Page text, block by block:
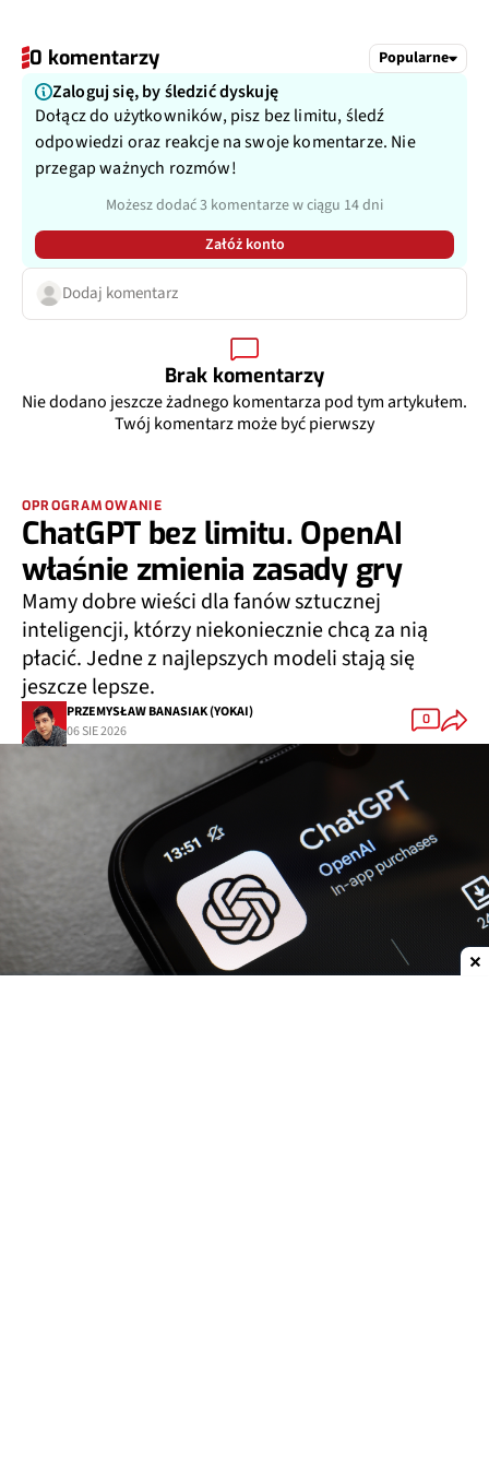
0 komentarzy Popularne
Zaloguj się, by śledzić dyskuję
Dołącz do użytkowników, pisz bez limitu, śledź
odpowiedzi oraz reakcje na swoje komentarze. Nie
przegap ważnych rozmów!
Możesz dodać 3 komentarze w ciągu 14 dni
Załóż konto
Dodaj komentarz
Brak komentarzy
Nie dodano jeszcze żadnego komentarza pod tym artykułem.
Twój komentarz może być pierwszy
OPROGRAMOWANIE
ChatGPT bez limitu. OpenAI
właśnie zmienia zasady gry
Mamy dobre wieści dla fanów sztucznej
inteligencji, którzy niekoniecznie chcą za nią
płacić. Jedne z najlepszych modeli stają się
jeszcze lepsze.
PRZEMYSŁAW BANASIAK (YOKAI)
06 SIE 2026
0